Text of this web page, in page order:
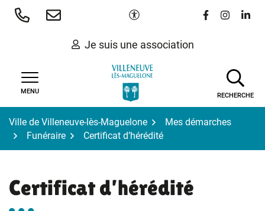
Aller
Paramètres d'accessibilité
Lien vers le
Lien vers
Lien
Je suis une association
MENU
RECHERCHE
Ville de Villeneuve-lès-Maguelone
Mes démarches
Funéraire
Certificat d’hérédité
Certificat d’hérédité